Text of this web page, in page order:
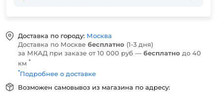
Доставка по городу: Москва
Доставка по Москве бесплатно (1-3 дня)
за МКАД при заказе от 10 000 руб — бесплатно до 40
км *
*Подробнее о доставке
Возможен самовывоз из магазина по адресу: